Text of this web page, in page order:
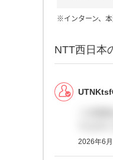
※インターン、
NTT西日本
二次面
2026年6